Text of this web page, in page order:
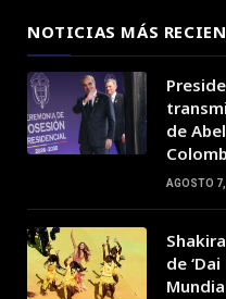
NOTICIAS MÁS
de
AGOSTO
de